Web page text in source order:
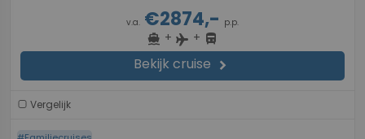
v.a. €2874,- p.p.
directions_boat + flight + directions_bus
Bekijk cruise chevron_right
Vergelijk